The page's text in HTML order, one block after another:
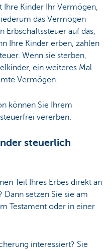
Ihre Kinder Ihr Vermögen,
das Vermögen
Erbschaftssteuer auf das,
Ihre Kinder erben, zahlen
Wenn sie sterben,
ein weiteres Mal
Vermögen.
können Sie Ihrem
vererben.
steuerlich
Teil Ihres Erbes direkt an
Dann setzen Sie sie am
Testament oder in einer
interessiert? Sie